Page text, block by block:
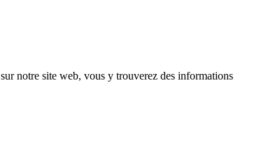
sur notre site web, vous y trouverez des informations